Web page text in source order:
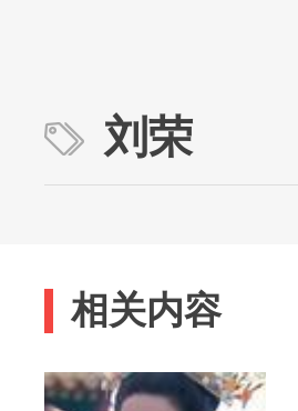
刘荣
相关内容